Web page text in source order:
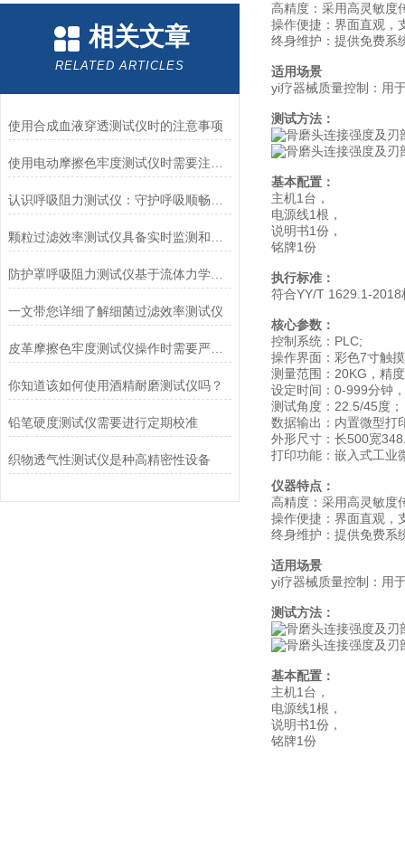
相关文章
RELATED ARTICLES
使用合成血液穿透测试仪时的注意事项
防护罩呼吸阻力测试仪基于流体力学与压力传感技术
一文带您详细了解细菌过滤效率测试仪
皮革摩擦色牢度测试仪操作时需要严格遵循规程
你知道该如何使用酒精耐磨测试仪吗？
铅笔硬度测试仪需要进行定期校准
织物透气性测试仪是种高精密性设备
高精度：采用高灵敏度
操作便捷：界面直观，
终身维护：提供免费系
适用场景
yi疗器械质量控制：用
测试方法：
基本配置：
主机1台，
电源线1根，
说明书1份，
铭牌1份
执行标准：
符合YY/T 1629.1-
核心参数：
控制系统：PLC;
操作界面：彩色7寸触
测量范围：20KG，精
设定时间：0-999分钟
测试角度：22.5/45度；
数据输出：内置微型打
外形尺寸：长500宽
打印功能：嵌入式工业
仪器特点：
高精度：采用高灵敏度
操作便捷：界面直观，
终身维护：提供免费系
适用场景
yi疗器械质量控制：用
测试方法：
基本配置：
主机1台，
电源线1根，
说明书1份，
铭牌1份